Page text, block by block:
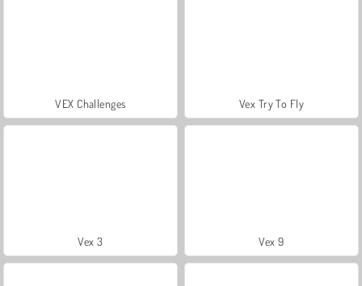
VEX Challenges Vex Try To Fly
Vex 3 Vex 9